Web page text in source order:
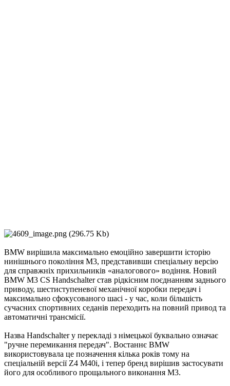
BMW вирішила максимально емоційно завершити історію
нинішнього покоління M3, представивши спеціальну версію
для справжніх прихильників «аналогового» водіння. Новий
BMW M3 CS Handschalter став рідкісним поєднанням заднього
приводу, шестиступеневої механічної коробки передач і
максимально сфокусованого шасі - у час, коли більшість
сучасних спортивних седанів переходить на повний привод та
автоматичні трансмісії.
Назва Handschalter у перекладі з німецької буквально означає
"ручне перемикання передач". Востаннє BMW
використовувала це позначення кілька років тому на
спеціальній версії Z4 M40i, і тепер бренд вирішив застосувати
його для особливого прощального виконання M3.